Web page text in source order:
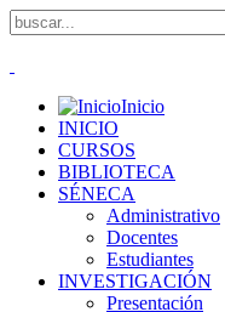
Inicio
INICIO
CURSOS
BIBLIOTECA
SÉNECA
Administrativo
Docentes
Estudiantes
INVESTIGACIÓN
Presentación